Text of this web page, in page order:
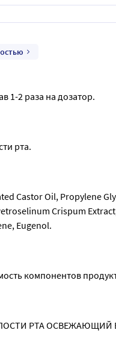
1-2 раза на дозатор.
рта.
Castor Oil, Propylene
Crispum
Eugenol.
компонентов
РТА ОСВЕЖАЮЩИЙ